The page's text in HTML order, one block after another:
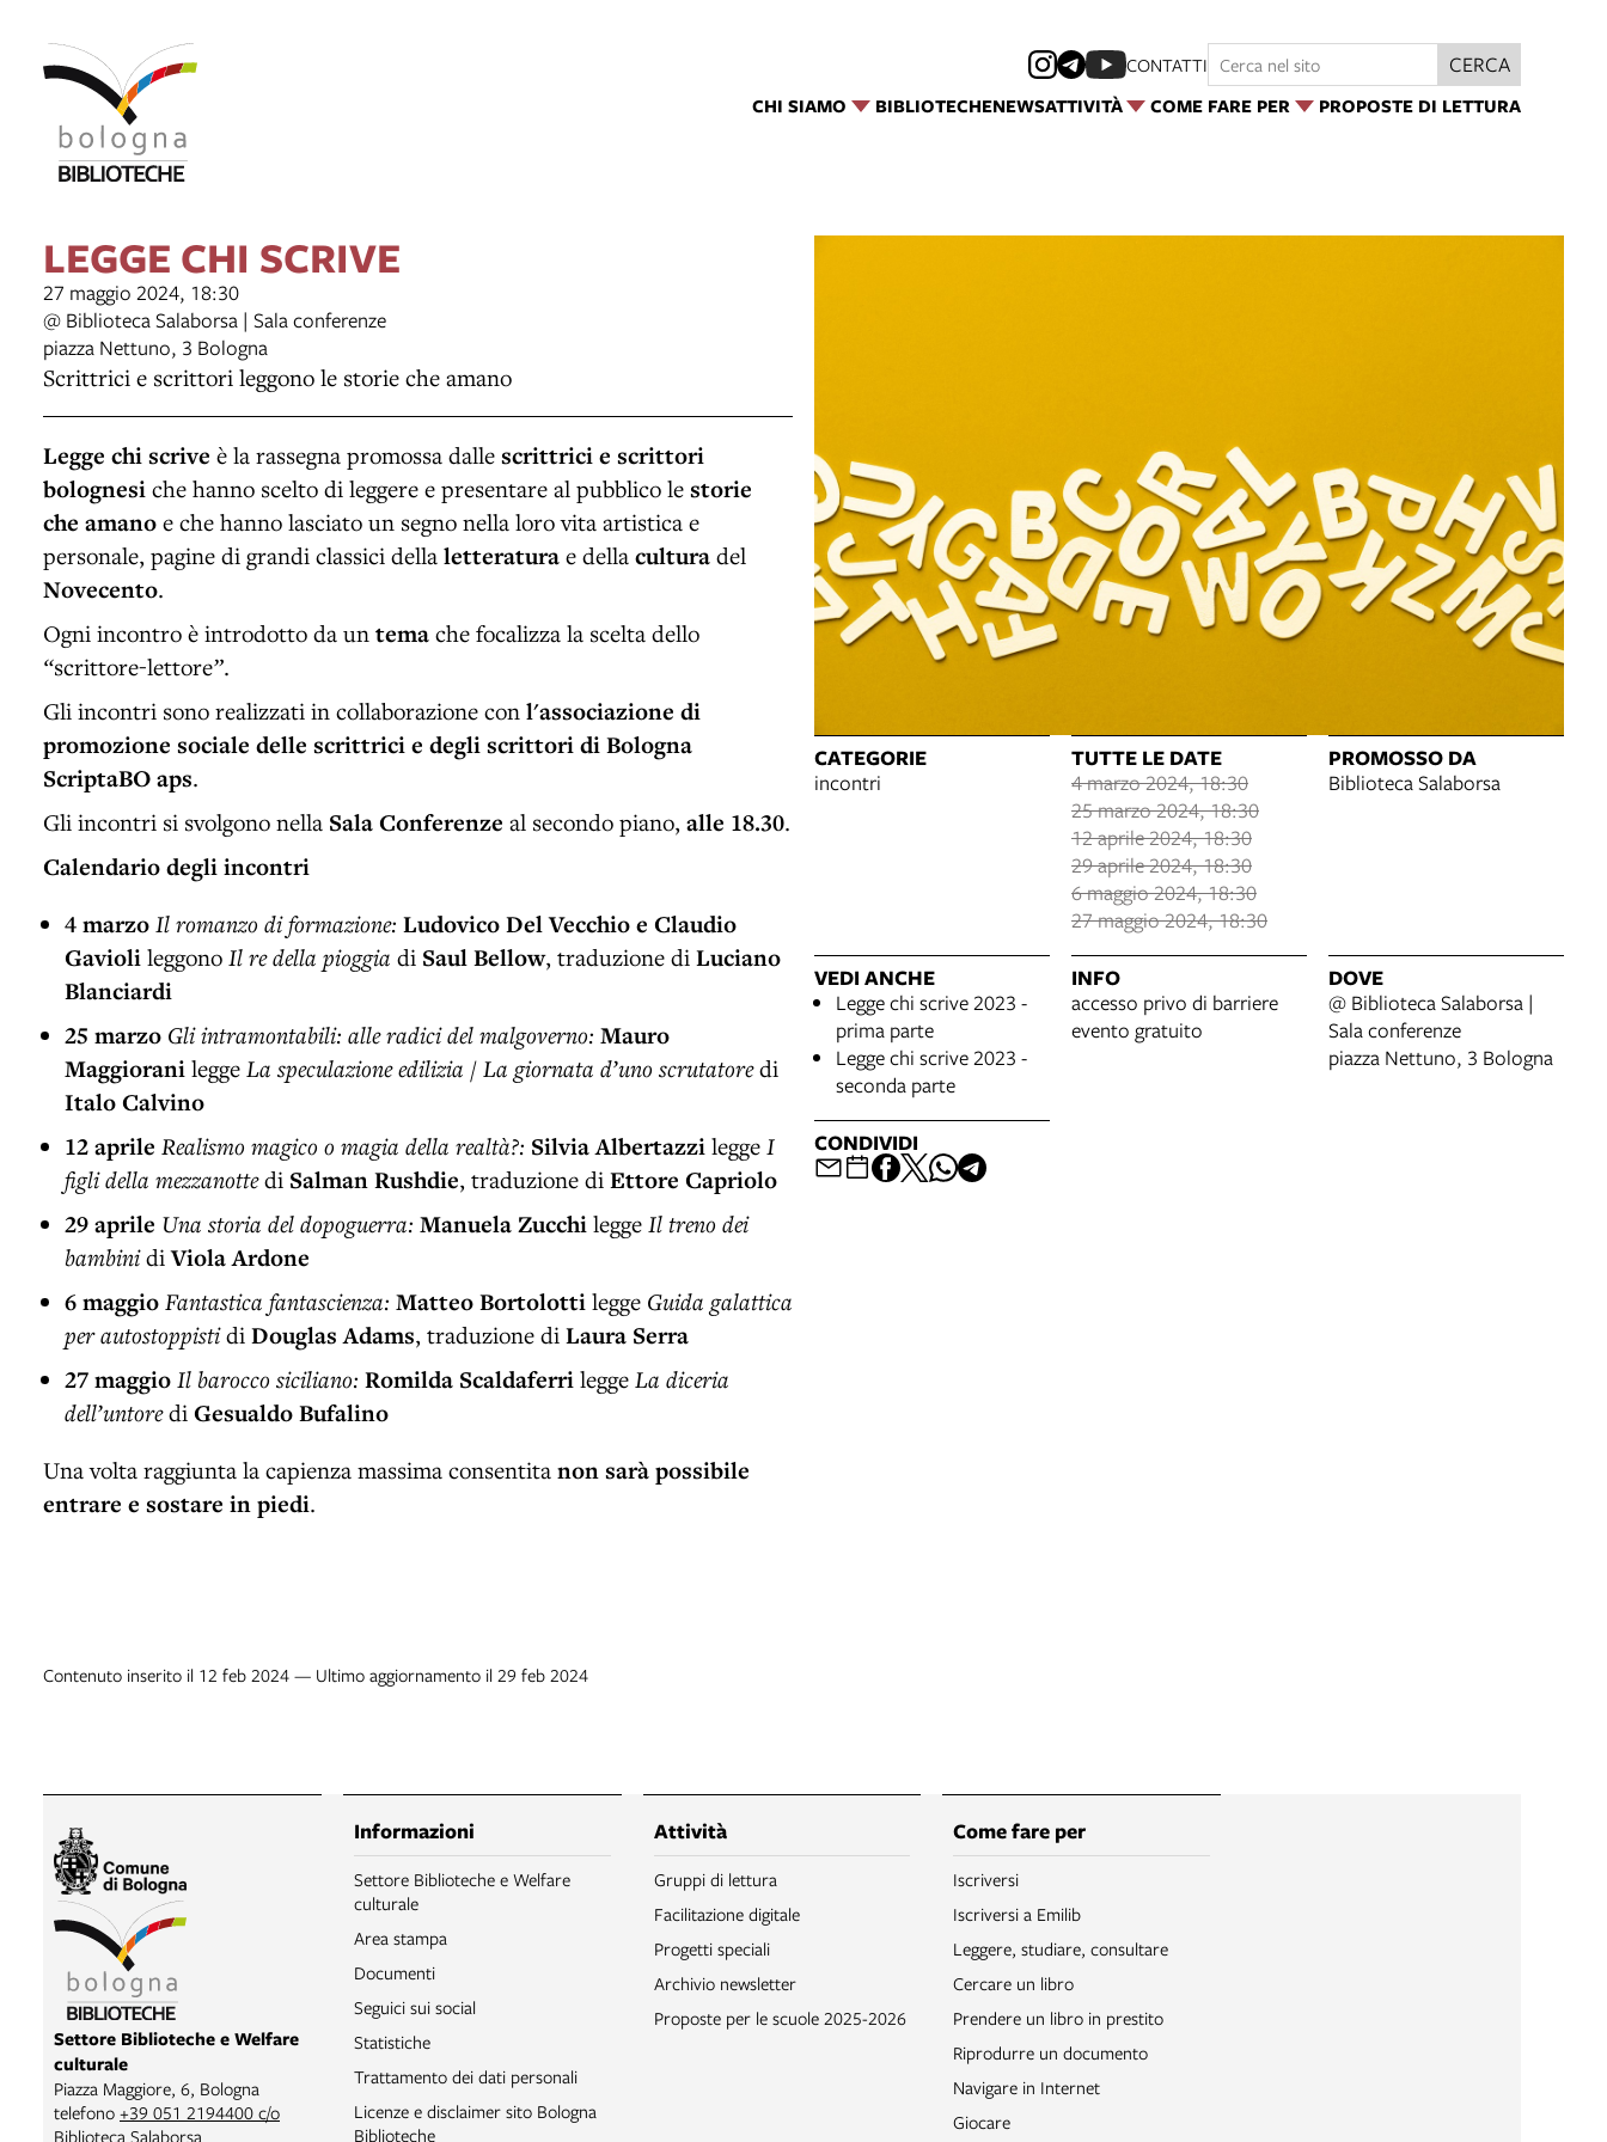
CHI SIAMO BIBLIOTECHENEWSATTIVITÀ COME FARE PER PROPOSTE DI LETTURA
CONTATTI CERCA
LEGGE CHI SCRIVE
27 maggio 2024, 18:30
@ Biblioteca Salaborsa | Sala conferenze
piazza Nettuno, 3 Bologna
Scrittrici e scrittori leggono le storie che amano
Legge chi scrive è la rassegna promossa dalle scrittrici e scrittori
bolognesi che hanno scelto di leggere e presentare al pubblico le storie
che amano e che hanno lasciato un segno nella loro vita artistica e
personale, pagine di grandi classici della letteratura e della cultura del
Novecento.
Ogni incontro è introdotto da un tema che focalizza la scelta dello
“scrittore-lettore”.
Gli incontri sono realizzati in collaborazione con l'associazione di
promozione sociale delle scrittrici e degli scrittori di Bologna
ScriptaBO aps.
Gli incontri si svolgono nella Sala Conferenze al secondo piano, alle 18.30.
Calendario degli incontri
4 marzo Il romanzo di formazione: Ludovico Del Vecchio e Claudio
Gavioli leggono Il re della pioggia di Saul Bellow, traduzione di Luciano
Blanciardi
25 marzo Gli intramontabili: alle radici del malgoverno: Mauro
Maggiorani legge La speculazione edilizia / La giornata d’uno scrutatoredi
Italo Calvino
12 aprile Realismo magico o magia della realtà?: Silvia Albertazzi legge I
figli della mezzanotte di Salman Rushdie, traduzione di Ettore Capriolo
29 aprile Una storia del dopoguerra: Manuela Zucchi legge Il treno dei
bambinidiViola Ardone
6 maggio Fantastica fantascienza: Matteo Bortolotti legge Guida galattica
per autostoppistidi Douglas Adams, traduzione di Laura Serra
27 maggio Il barocco siciliano: Romilda Scaldaferri legge La diceria
dell’untoredi Gesualdo Bufalino
Una volta raggiunta la capienza massima consentita non sarà possibile
entrare e sostare in piedi.
CATEGORIE
incontri
TUTTE LE DATE
4 marzo 2024, 18:30
25 marzo 2024, 18:30
12 aprile 2024, 18:30
29 aprile 2024, 18:30
6 maggio 2024, 18:30
27 maggio 2024, 18:30
PROMOSSO DA
Biblioteca Salaborsa
VEDI ANCHE
Legge chi scrive 2023 -
prima parte
Legge chi scrive 2023 -
seconda parte
INFO
accesso privo di barriere
evento gratuito
DOVE
@ Biblioteca Salaborsa |
Sala conferenze
piazza Nettuno, 3 Bologna
CONDIVIDI
Contenuto inserito il 12 feb 2024 — Ultimo aggiornamento il 29 feb 2024
Settore Biblioteche e Welfare
culturale
Piazza Maggiore, 6, Bologna
telefono +39 051 2194400 c/o
Biblioteca Salaborsa
Informazioni
Settore Biblioteche e Welfare
culturale
Area stampa
Documenti
Seguici sui social
Statistiche
Trattamento dei dati personali
Licenze e disclaimer sito Bologna
Biblioteche
Attività
Gruppi di lettura
Facilitazione digitale
Progetti speciali
Archivio newsletter
Proposte per le scuole 2025-2026
Come fare per
Iscriversi
Iscriversi a Emilib
Leggere, studiare, consultare
Cercare un libro
Prendere un libro in prestito
Riprodurre un documento
Navigare in Internet
Giocare